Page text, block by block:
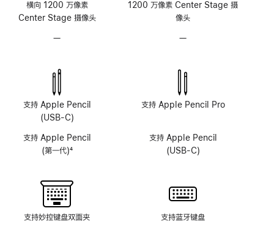
横向 1200 万像素
Center Stage 摄像头
—
像
头
统
支持 Apple Pencil
(USB-C)
支持 Apple Pencil
(第一代)4
支持妙控键盘双面夹
1200 万像素 Center Stage 摄
像头
—
像
统
支持 Apple Pencil Pro
支持 Apple Pencil
(USB-C)
支持蓝牙键盘